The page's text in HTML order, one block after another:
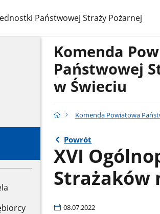
Państwowej Straży Pożarnej
Komenda
Państwowej
w Świeciu
Komenda Powiatowa
Powrót
XVI
Strażaków
08.07.2022